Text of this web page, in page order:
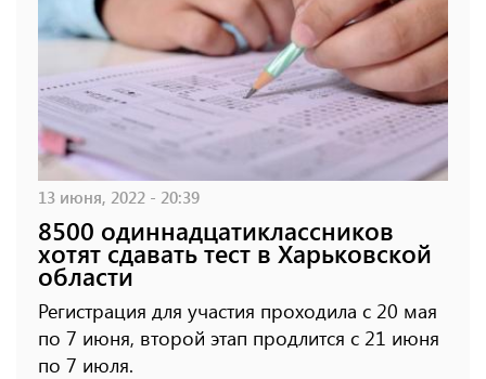
13 июня, 2022 - 20:39
8500 одиннадцатиклассников
хотят сдавать тест в Харьковской
области
Регистрация для участия проходила с 20 мая
по 7 июня, второй этап продлится с 21 июня
по 7 июля.